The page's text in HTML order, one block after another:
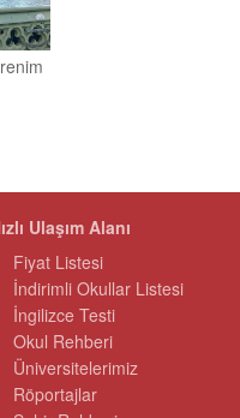
Ulaşım Alanı
Fiyat Listesi
İndirimli Okullar Listesi
İngilizce Testi
Okul Rehberi
Üniversitelerimiz
Röportajlar